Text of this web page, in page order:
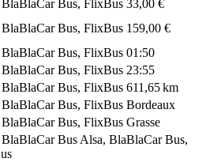
Bus, FlixBus 33,00 €
Bus, FlixBus 159,00 €
Bus, FlixBus 01:50
Bus, FlixBus 23:55
Bus, FlixBus 611,65 km
Bus, FlixBus Bordeaux
Bus, FlixBus Grasse
Bus Alsa, BlaBlaCar Bus,